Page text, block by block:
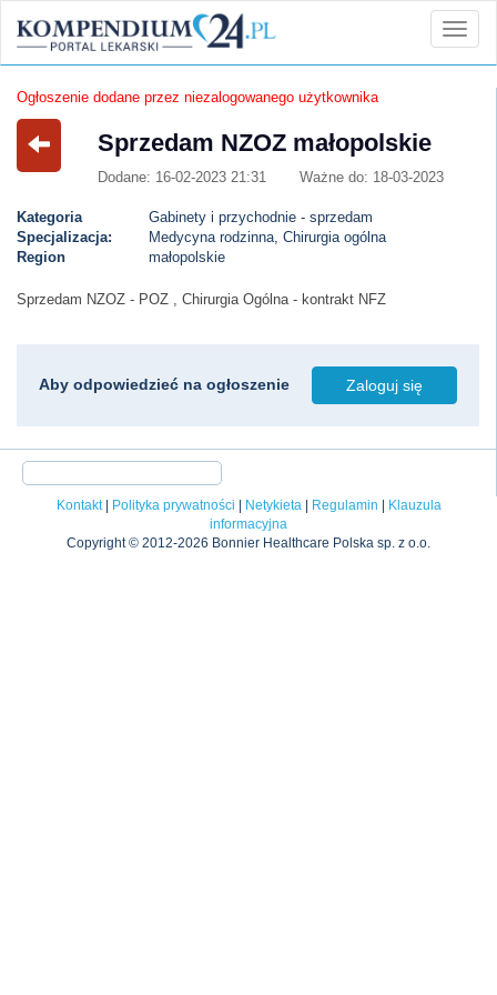
Ogłoszenie dodane przez niezalogowanego użytkownika
Sprzedam NZOZ małopolskie
Dodane: 16-02-2023 21:31 Ważne do: 18-03-2023
Kategoria
Gabinety i przychodnie - sprzedam
Specjalizacja:
Medycyna rodzinna, Chirurgia ogólna
Region
małopolskie
Sprzedam NZOZ - POZ , Chirurgia Ogólna - kontrakt NFZ
Aby odpowiedzieć na ogłoszenie Zaloguj się
Kontakt| Polityka prywatności Netykieta| Regulamin
Klauzula
informacyjna
Copyright © 2012-2026 Bonnier Healthcare Polska sp. z o.o.